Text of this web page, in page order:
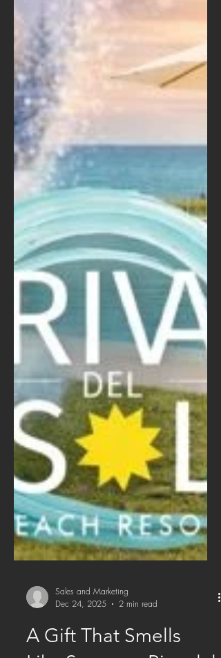
Sales and Marketing
Dec 24, 2025
2 min read